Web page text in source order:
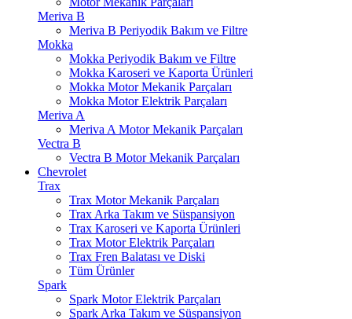
Meriva B
Meriva B Periyodik Bakım ve Filtre
Mokka
Mokka Periyodik Bakım ve Filtre
Mokka Karoseri ve Kaporta Ürünleri
Mokka Motor Mekanik Parçaları
Mokka Motor Elektrik Parçaları
Meriva A
Meriva A Motor Mekanik Parçaları
Vectra B
Vectra B Motor Mekanik Parçaları
Chevrolet
Trax
Trax Motor Mekanik Parçaları
Trax Arka Takım ve Süspansiyon
Trax Karoseri ve Kaporta Ürünleri
Trax Motor Elektrik Parçaları
Trax Fren Balatası ve Diski
Tüm Ürünler
Spark
Spark Motor Elektrik Parçaları
Spark Arka Takım ve Süspansiyon